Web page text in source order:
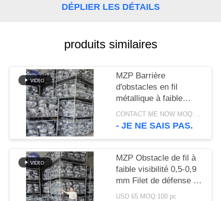
DEMANDEZ
DU
SITE
POLITIQUE
DE
CONFIDENTIALITÉ
DÉPLIER LES DÉTAILS
produits similaires
MZP Barrière
d'obstacles en fil
métallique à faible
visibilité 0,5 mm-0,9
mm
CONTACT ME NOW MOQ:PC 1000
- JE NE SAIS PAS.
MZP Obstacle de fil à
faible visibilité 0,5-0,9
mm Filet de défense de
char
USD 65 MOQ:100 pc